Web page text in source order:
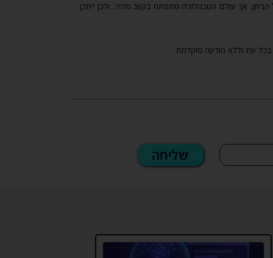
אך עולם הטכנולוגיה מתפתח בקצב מהיר, ולכן ייתכן
בכל עת וללא הודעה מוקדמת